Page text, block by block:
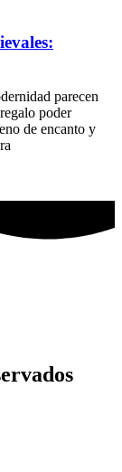
parecen
poder
de encanto y